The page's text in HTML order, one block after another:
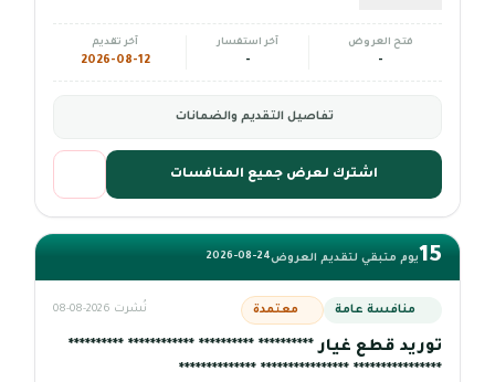
فتح العروض
-
آخر استفسار
-
آخر تقديم
2026-08-12
تفاصيل التقديم والضمانات
اشترك لعرض جميع المنافسات
15يوم متبقي لتقديم العروض2026-08-24
منافسة عامة معتمدة نُشرت 2026-08-08
توريد قطع غيار ********** ********** ************ **********
**************** **************** **************